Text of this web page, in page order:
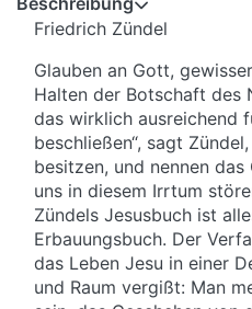
Friedrich Zündel
Glauben an Gott,
Halten der Botschaft des
das wirklich ausreichend
beschließen“, sagt
besitzen, und nennen
uns in diesem Irrtum
Zündels Jesusbuch ist
Erbauungsbuch. Der
das Leben Jesu in einer
und Raum vergißt: Man